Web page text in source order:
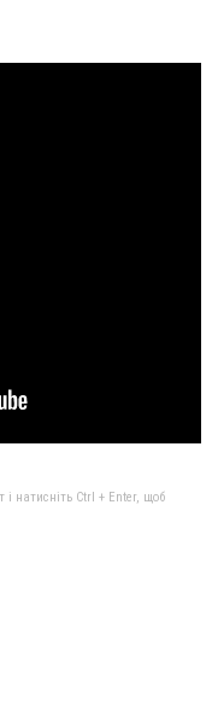
натисніть Ctrl + Enter, щоб